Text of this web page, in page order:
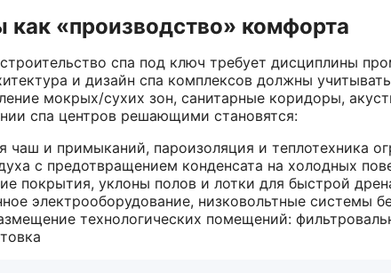
как «производство» комфорта
спа под ключ требует дисциплины
и дизайн спа комплексов должны
мокрых/сухих зон, санитарные коридоры,
спа центров решающими становятся:
чаш и примыканий, пароизоляция и теплотехника
с предотвращением конденсата на холодных
покрытия, уклоны полов и лотки для быстрой
электрооборудование, низковольтные системы
технологических помещений: